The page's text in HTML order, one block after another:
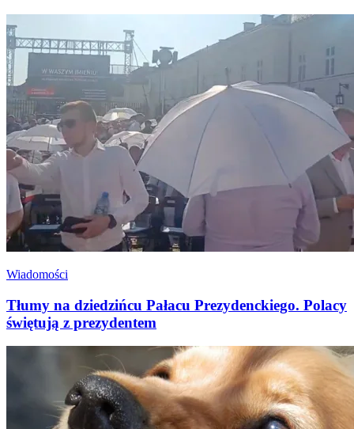
Wiadomości
Tłumy na dziedzińcu Pałacu Prezydenckiego. Polacy
świętują z prezydentem